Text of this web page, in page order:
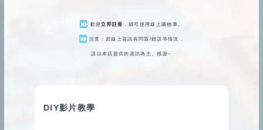
歡迎立即註冊 ，就可使用線上購物車。
注意：若線上資訊有問題/錯誤等情況，
請以本店提供的資訊為主。感謝~
DIY影片教學